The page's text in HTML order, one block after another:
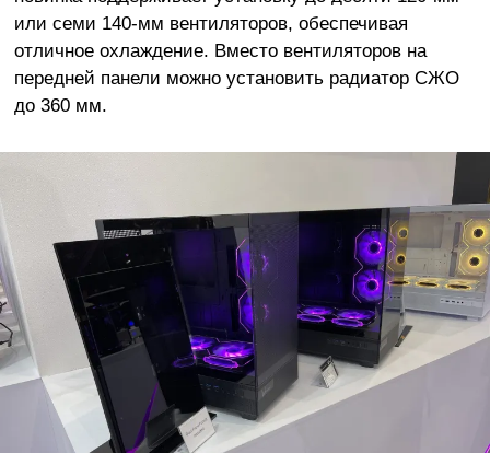
или семи 140-мм вентиляторов, обеспечивая
отличное охлаждение. Вместо вентиляторов на
передней панели можно установить радиатор СЖО
до 360 мм.